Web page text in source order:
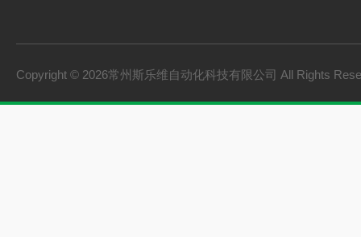
Copyright © 2026常州斯乐维自动化科技有限公司 All Rights